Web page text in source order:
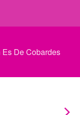
Es De Cobardes